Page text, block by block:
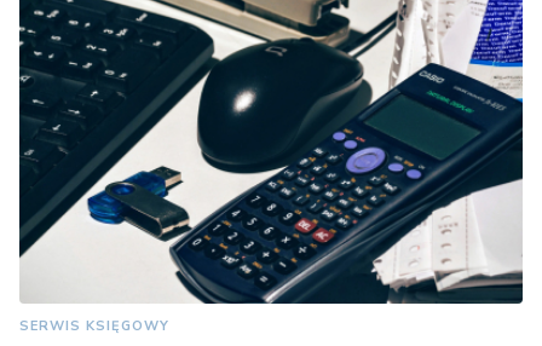
SERWIS KSIĘGOWY